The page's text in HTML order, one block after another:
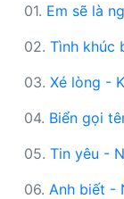
01. Em sẽ là
02. Tình khúc
03. Xé lòng -
04. Biển gọi
05. Tin yêu -
06. Anh biết -